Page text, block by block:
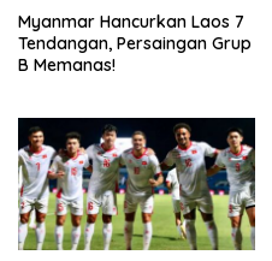
Myanmar Hancurkan Laos 7
Tendangan, Persaingan Grup
B Memanas!